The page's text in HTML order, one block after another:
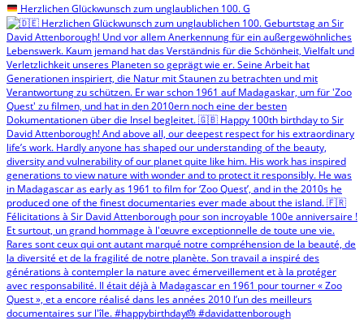
Herzlichen Glückwunsch zum unglaublichen 100. G